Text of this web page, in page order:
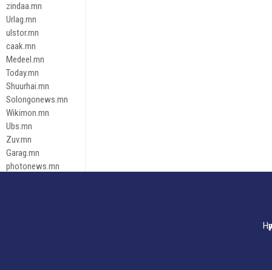
zindaa.mn
Urlag.mn
ulstor.mn
caak.mn
Medeel.mn
Today.mn
Shuurhai.mn
Solongonews.mn
Wikimon.mn
Ubs.mn
Zuv.mn
Garag.mn
photonews.mn